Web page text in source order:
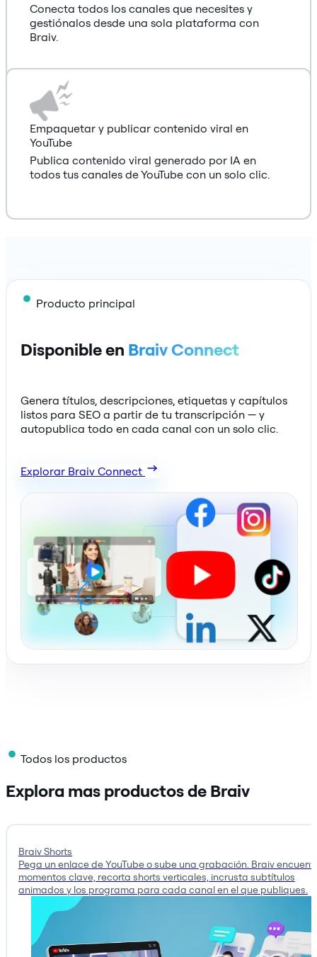
Conecta todos los canales que necesites y
gestiónalos desde una sola plataforma con
Braiv.
Empaquetar y publicar contenido viral en
YouTube
Publica contenido viral generado por IA en
todos tus canales de YouTube con un solo clic.
Producto principal
Disponible en Braiv Connect
Genera títulos, descripciones, etiquetas y capítulos
listos para SEO a partir de tu transcripción — y
autopublica todo en cada canal con un solo clic.
Explorar Braiv Connect
Todos los productos
Explora mas productos de Braiv
Braiv Shorts
Pega un enlace de YouTube o sube una grabación. Braiv
momentos clave, recorta shorts verticales, incrusta subtítulos
animados y los programa para cada canal en el que publiques.